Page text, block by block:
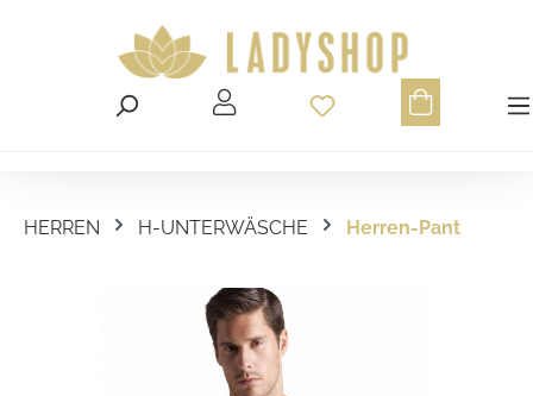
Du hast 0
HERREN H-UNTERWÄSCHE Herren-Pant
Bildergalerie überspringen